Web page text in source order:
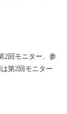
2回モニター、参
第2回モニター